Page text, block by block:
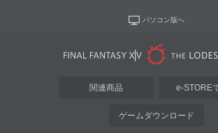
パソコン版へ
関連商品 e-STORE
ゲームダウンロード